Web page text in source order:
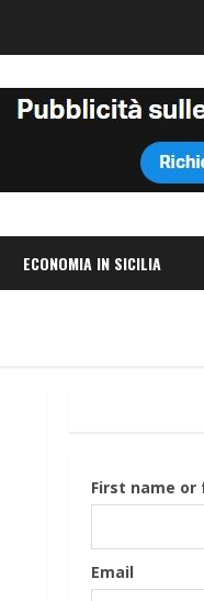
ECONOMIA IN SICILIA
First name or
Email